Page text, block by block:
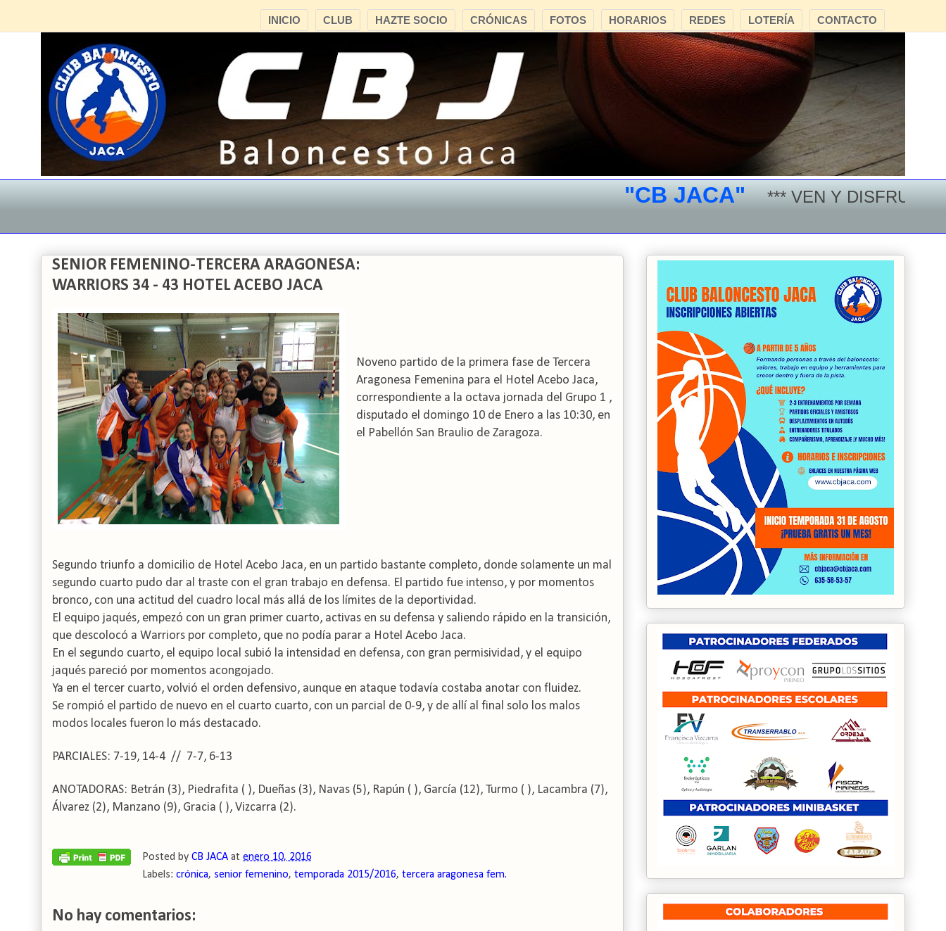
CONTACTO
LOTERÍA
REDES
HORARIOS
FOTOS
CRÓNICAS
HAZTE SOCIO
CLUB
INICIO
"CB JACA" *** VEN Y DISFRUTA DEL
SENIOR FEMENINO-TERCERA ARAGONESA:
WARRIORS 34 - 43 HOTEL ACEBO JACA
Noveno partido de la primera fase de Tercera
Aragonesa Femenina para el Hotel Acebo Jaca,
correspondiente a la octava jornada del Grupo 1 ,
disputado el domingo 10 de Enero a las 10:30, en
el Pabellón San Braulio de Zaragoza.
Segundo triunfo a domicilio de Hotel Acebo Jaca, en un partido bastante completo, donde solamente un mal
segundo cuarto pudo dar al traste con el gran trabajo en defensa. El partido fue intenso, y por momentos
bronco, con una actitud del cuadro local más allá de los límites de la deportividad.
El equipo jaqués, empezó con un gran primer cuarto, activas en su defensa y saliendo rápido en la transición,
que descolocó a Warriors por completo, que no podía parar a Hotel Acebo Jaca.
En el segundo cuarto, el equipo local subió la intensidad en defensa, con gran permisividad, y el equipo
jaqués pareció por momentos acongojado.
Ya en el tercer cuarto, volvió el orden defensivo, aunque en ataque todavía costaba anotar con fluidez.
Se rompió el partido de nuevo en el cuarto cuarto, con un parcial de 0-9, y de allí al final solo los malos
modos locales fueron lo más destacado.
PARCIALES: 7-19, 14-4 // 7-7, 6-13
ANOTADORAS: Betrán (3), Piedrafita ( ), Dueñas (3), Navas (5), Rapún ( ), García (12), Turmo ( ), Lacambra (7),
Álvarez (2), Manzano (9), Gracia ( ), Vizcarra (2).
Posted by CB JACA at enero 10, 2016
Labels: crónica, senior femenino, temporada 2015/2016, tercera aragonesa fem.
No hay comentarios: